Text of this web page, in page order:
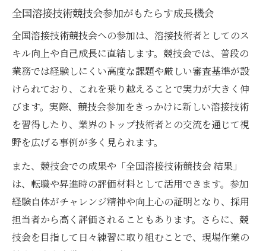
全国溶接技術競技会参加がもたらす成長機会
全国溶接技術競技会への参加は、溶接技術者としてのス
キル向上や自己成長に直結します。競技会では、普段の
業務では経験しにくい高度な課題や厳しい審査基準が設
けられており、これを乗り越えることで実力が大きく伸
びます。実際、競技会参加をきっかけに新しい溶接技術
を習得したり、業界のトップ技術者との交流を通じて視
野を広げる事例が多く見られます。
また、競技会での成果や「全国溶接技術競技会 結果」
は、転職や昇進時の評価材料として活用できます。参加
経験自体がチャレンジ精神や向上心の証明となり、採用
担当者から高く評価されることもあります。さらに、競
技会を目指して日々練習に取り組むことで、現場作業の